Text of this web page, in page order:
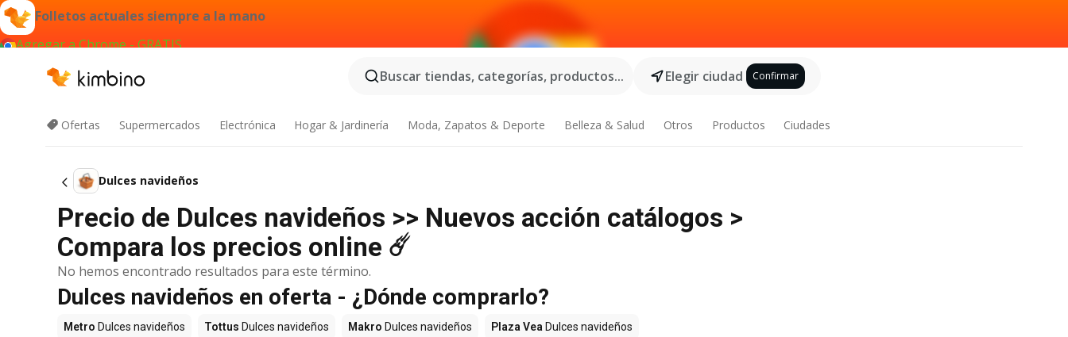
Folletos actuales siempre a la mano
Agregar a Chrome - GRATIS
Buscar tiendas, categorías, productos...
Elegir ciudad Confirmar
Ofertas Supermercados Electrónica Hogar & Jardinería Moda, Zapatos & Deporte Belleza & Salud Otros Productos Ciudades
Dulces navideños
Precio de Dulces navideños >> Nuevos acción catálogos >
Compara los precios online ☄️
No hemos encontrado resultados para este término.
Dulces navideños en oferta - ¿Dónde comprarlo?
Metro Dulces navideños Tottus Dulces navideños Makro Dulces navideños Plaza Vea Dulces navideños